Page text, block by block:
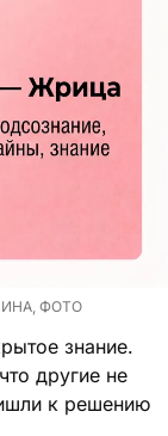
ФОТО
знание.
другие не
к решению